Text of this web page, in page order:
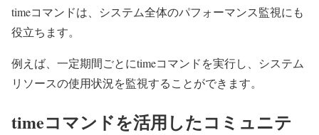
timeコマンドは、システム全体のパフォーマンス監視にも
役立ちます。
例えば、一定期間ごとにtimeコマンドを実行し、システム
リソースの使用状況を監視することができます。
timeコマンドを活用したコミュニテ